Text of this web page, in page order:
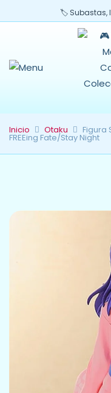
🏷️ Subastas,
Inicio Otaku Figura
FREEing Fate/Stay Night